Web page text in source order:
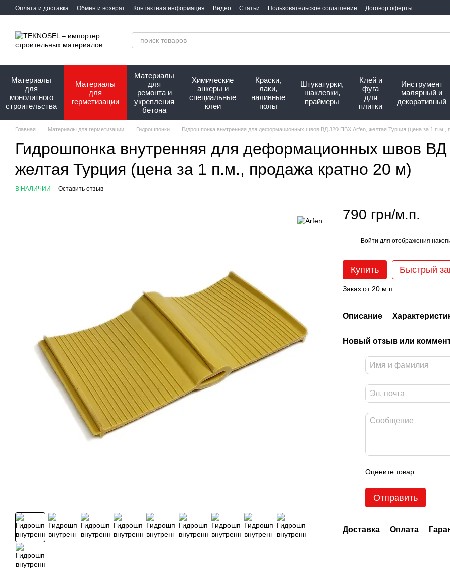
Перейти к основному контенту
Оплата и доставка Обмен и возврат Контактная информация Видео Статьи Пользовательское соглашение
Договор оферты
Материалы
для
монолитного
строительства
Материалы
для
герметизации
Материалы
для
ремонта и
укрепления
бетона
Химические
анкеры и
специальные
клеи
Краски,
лаки,
наливные
полы
Штукатурки,
шаклевки,
праймеры
Клей и
фуга
для
плитки
Инструмент
малярный и
декоративный
Главная Материалы для герметизации Гидрошпонки Гидрошпонка внутренняя для деформационных швов ВД 320 ПВХ Arfen, желтая Турция (цена за 1 п.м.,
Гидрошпонка внутренняя для деформационных швов
желтая Турция (цена за 1 п.м., продажа кратно 20 м)
В НАЛИЧИИ Оставить отзыв
790 грн/м.п.
Войти для отображения
Купить Быстрый
Заказ от 20 м.п.
Описание
Новый отзыв или
Оцените товар
Отправить
Доставка Оплата